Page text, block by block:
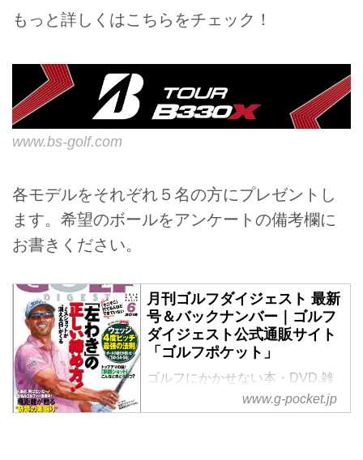
もっと詳しくはこちらをチェック！
www.bs-golf.com
各モデルをそれぞれ５名の方にプレゼントし
ます。希望のボールをアンケートの備考欄に
お書きください。
月刊ゴルフダイジェスト 最新
号＆バックナンバー｜ゴルフ
ダイジェスト公式通販サイト
「ゴルフポケット」
ゴルフにかかせない本・DVD,雑
誌。ゴルファー必見の「月刊ゴル
フダイジェスト<br>最新号＆バッ
www.g-pocket.jp